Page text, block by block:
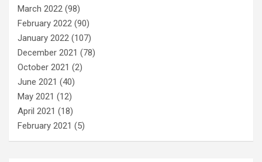
March 2022 (98)
February 2022 (90)
January 2022 (107)
December 2021 (78)
October 2021 (2)
June 2021 (40)
May 2021 (12)
April 2021 (18)
February 2021 (5)